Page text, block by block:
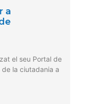
a
el seu Portal de
de la ciutadania a